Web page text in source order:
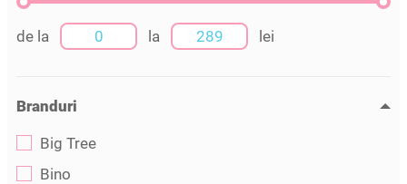
de la la lei
Branduri
Big Tree
Bino